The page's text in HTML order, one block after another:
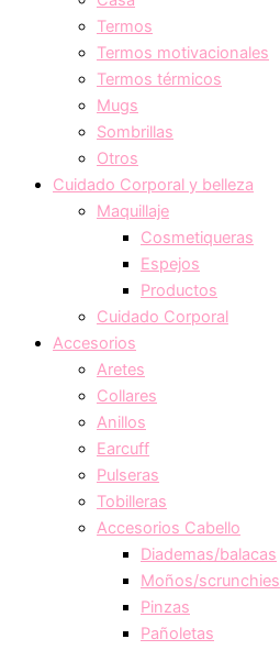
Termos
Termos motivacionales
Termos térmicos
Mugs
Sombrillas
Otros
Cuidado Corporal y belleza
Maquillaje
Cosmetiqueras
Espejos
Productos
Cuidado Corporal
Accesorios
Aretes
Collares
Anillos
Earcuff
Pulseras
Tobilleras
Accesorios Cabello
Diademas/balacas
Moños/scrunchies
Pinzas
Pañoletas